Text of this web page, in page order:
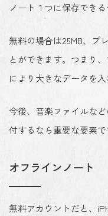
ノート１つに保存でき
無料の場合は25MB、プ
とができます。つまり
により大きなデータを
今後、音楽ファイルな
付するなら重要な要素で
オフラインノート
無料アカウントだと、